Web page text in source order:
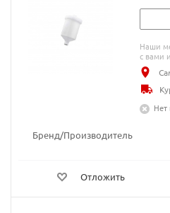
Бренд/Производитель
Отложить
Наши
с вами
Нет